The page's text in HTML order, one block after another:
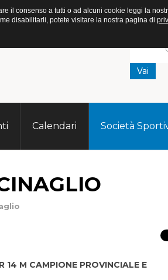
Vai
Calendari Società
14 M CAMPIONE PROVINCIALE E
il consenso a tutti o ad alcuni cookie leggi la
disabilitarli, potete visitare la nostra pagina di